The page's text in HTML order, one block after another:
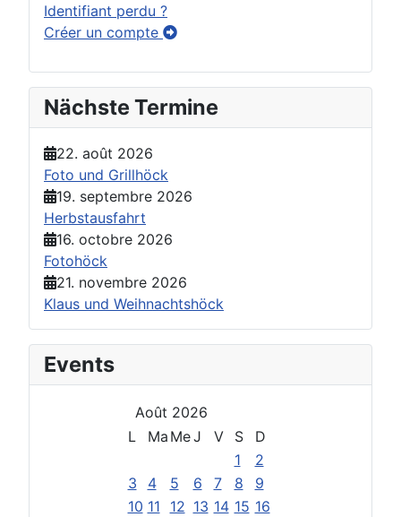
Identifiant perdu ?
Créer un compte
Nächste Termine
22. août 2026
Foto und Grillhöck
19. septembre 2026
Herbstausfahrt
16. octobre 2026
Fotohöck
21. novembre 2026
Klaus und Weihnachtshöck
Events
Août 2026
L
Ma MeJ V S
D
1
2
3
4 5 6 7 8
9
10 11 12 13 14 15 16